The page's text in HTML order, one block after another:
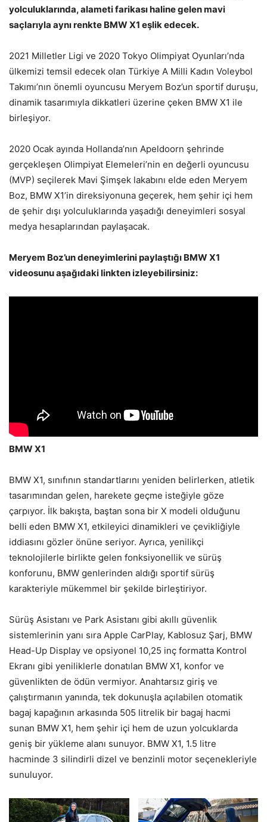
yolculuklarında, alameti farikası haline gelen mavi
saçlarıyla aynı renkte BMW X1 eşlik edecek.
2021 Milletler Ligi ve 2020 Tokyo Olimpiyat Oyunları’nda
ülkemizi temsil edecek olan Türkiye A Milli Kadın Voleybol
Takımı’nın önemli oyuncusu Meryem Boz’un sportif duruşu,
dinamik tasarımıyla dikkatleri üzerine çeken BMW X1 ile
birleşiyor.
2020 Ocak ayında Hollanda’nın Apeldoorn şehrinde
gerçekleşen Olimpiyat Elemeleri’nin en değerli oyuncusu
(MVP) seçilerek Mavi Şimşek lakabını elde eden Meryem
Boz, BMW X1’in direksiyonuna geçerek, hem şehir içi hem
de şehir dışı yolculuklarında yaşadığı deneyimleri sosyal
medya hesaplarından paylaşacak.
Meryem Boz’un deneyimlerini paylaştığı BMW X1
videosunu aşağıdaki linkten izleyebilirsiniz:
BMW X1
BMW X1, sınıfının standartlarını yeniden belirlerken, atletik
tasarımından gelen, harekete geçme isteğiyle göze
çarpıyor. İlk bakışta, baştan sona bir X modeli olduğunu
belli eden BMW X1, etkileyici dinamikleri ve çevikliğiyle
iddiasını gözler önüne seriyor. Ayrıca, yenilikçi
teknolojilerle birlikte gelen fonksiyonellik ve sürüş
konforunu, BMW genlerinden aldığı sportif sürüş
karakteriyle mükemmel bir şekilde birleştiriyor.
Sürüş Asistanı ve Park Asistanı gibi akıllı güvenlik
sistemlerinin yanı sıra Apple CarPlay, Kablosuz Şarj, BMW
Head-Up Display ve opsiyonel 10,25 inç formatta Kontrol
Ekranı gibi yeniliklerle donatılan BMW X1, konfor ve
güvenlikten de ödün vermiyor. Anahtarsız giriş ve
çalıştırmanın yanında, tek dokunuşla açılabilen otomatik
bagaj kapağının arkasında 505 litrelik bir bagaj hacmi
sunan BMW X1, hem şehir içi hem de uzun yolcuklarda
geniş bir yükleme alanı sunuyor. BMW X1, 1.5 litre
hacminde 3 silindirli dizel ve benzinli motor seçenekleriyle
sunuluyor.